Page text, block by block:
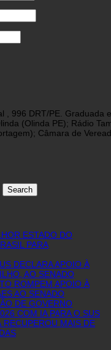
, 996 DRT/PE.
(Olinda PE); Rádio
Câmara de
ESTADO DO
PARA
DECLARA APOIO À
AO SENADO
ROMPEM APOIO À
AO SENADO
DE GOVERNO
COM IA PARA O SUS
MAIS DE